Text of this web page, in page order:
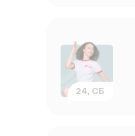
24, СБ